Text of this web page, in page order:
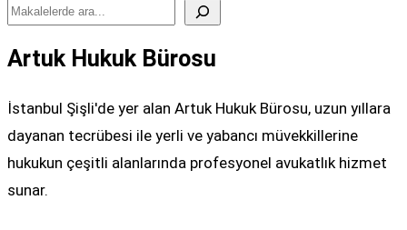
Ara
Artuk Hukuk Bürosu
İstanbul Şişli'de yer alan Artuk Hukuk Bürosu, uzun yıllara
dayanan tecrübesi ile yerli ve yabancı müvekkillerine
hukukun çeşitli alanlarında profesyonel avukatlık hizmet
sunar.